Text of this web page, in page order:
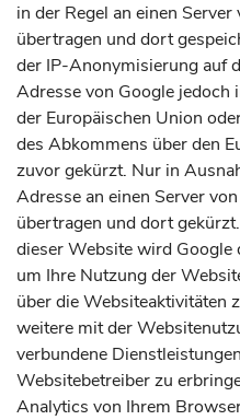
in der Regel an einen
übertragen und dort
der IP-Anonymisierung auf
Adresse von Google jedoch
der Europäischen Union
des Abkommens über den
zuvor gekürzt. Nur in
Adresse an einen Server
übertragen und dort
dieser Website wird Google
um Ihre Nutzung der
über die Websiteaktivitäten
weitere mit der
verbundene
Websitebetreiber zu
Analytics von Ihrem